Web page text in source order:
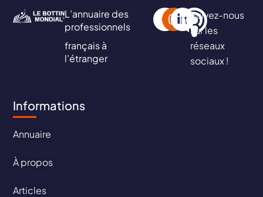
L’annuaire des
professionnels
français à
l’étranger
Suivez-nous
sur les
réseaux
sociaux !
Informations
Annuaire
À propos
Articles